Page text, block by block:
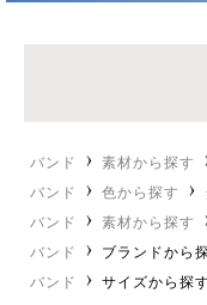
バンド 素材から探す
バンド
色から探す
バンド
素材から探す
バンド
ブランドから
バンド
サイズから探